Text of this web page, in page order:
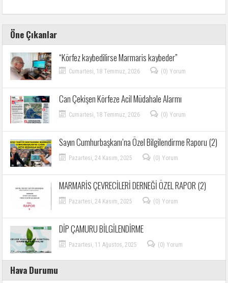
Öne Çıkanlar
“Körfez kaybedilirse Marmaris kaybeder”
Cumartesi, 18 Temmuz, 2026 (0) Yorum
Can Çekişen Körfeze Acil Müdahale Alarmı
Cumartesi, 18 Temmuz, 2026 (0) Yorum
Sayın Cumhurbaşkanı’na Özel Bilgilendirme Raporu (2)
Pazartesi, 24 Kasım, 2025 (0) Yorum
MARMARİS ÇEVRECİLERİ DERNEĞİ ÖZEL RAPOR (2)
Pazartesi, 24 Kasım, 2025 (0) Yorum
DİP ÇAMURU BİLGİLENDİRME
Pazartesi, 11 Ağustos, 2025 (0) Yorum
Hava Durumu